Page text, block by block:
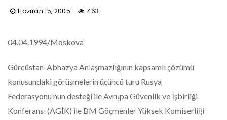
Haziran 15, 2005 463
04.04.1994/Moskova
Gürcüstan-Abhazya Anlaşmazlığının kapsamlı çözümü
konusundaki görüşmelerin üçüncü turu Rusya
Federasyonu’nun desteği ile Avrupa Güvenlik ve İşbirliği
Konferansı (AGİK) ile BM Göçmenler Yüksek Komiserliği